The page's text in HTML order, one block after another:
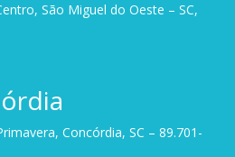
São Miguel do Oeste – SC,
Concórdia, SC – 89.701-